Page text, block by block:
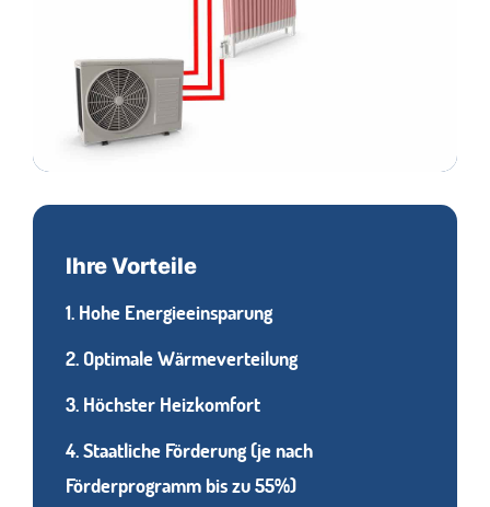
Ihre Vorteile
1. Hohe Energieeinsparung
2. Optimale Wärmeverteilung
3. Höchster Heizkomfort
4. Staatliche Förderung (je nach
Förderprogramm bis zu 55%)